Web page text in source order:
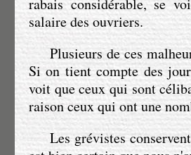
rabais considérable, se
salaire des ouvriers.
Plusieurs de ces
Si on tient compte des
voit que ceux qui sont
raison ceux qui ont une
Les grévistes